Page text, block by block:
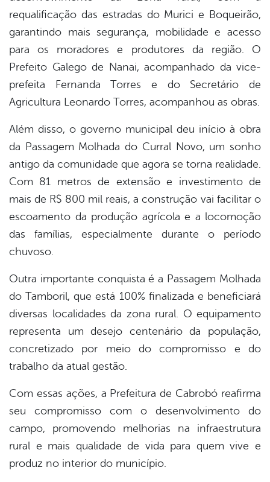
requalificação das estradas do Murici e Boqueirão,
garantindo mais segurança, mobilidade e acesso
para os moradores e produtores da região. O
Prefeito Galego de Nanai, acompanhado da vice-
prefeita Fernanda Torres e do Secretário de
Agricultura Leonardo Torres, acompanhou as obras.
Além disso, o governo municipal deu início à obra
da Passagem Molhada do Curral Novo, um sonho
antigo da comunidade que agora se torna realidade.
Com 81 metros de extensão e investimento de
mais de R$ 800 mil reais, a construção vai facilitar o
escoamento da produção agrícola e a locomoção
das famílias, especialmente durante o período
chuvoso.
Outra importante conquista é a Passagem Molhada
do Tamboril, que está 100% finalizada e beneficiará
diversas localidades da zona rural. O equipamento
representa um desejo centenário da população,
concretizado por meio do compromisso e do
trabalho da atual gestão.
Com essas ações, a Prefeitura de Cabrobó reafirma
seu compromisso com o desenvolvimento do
campo, promovendo melhorias na infraestrutura
rural e mais qualidade de vida para quem vive e
produz no interior do município.